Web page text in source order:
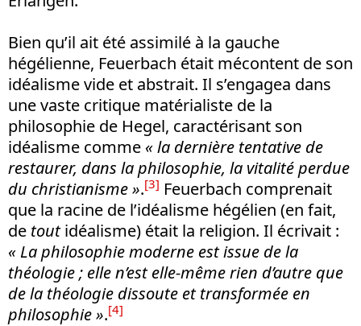
Bien qu’il ait été assimilé à la gauche
hégélienne, Feuerbach était mécontent de son
idéalisme vide et abstrait. Il s’engagea dans
une vaste critique matérialiste de la
philosophie de Hegel, caractérisant son
idéalisme comme « la dernière tentative de
restaurer, dans la philosophie, la vitalité perdue
du christianisme ».[3] Feuerbach comprenait
que la racine de l’idéalisme hégélien (en fait,
de toutidéalisme) était la religion. Il écrivait :
« La philosophie moderne est issue de la
théologie ; elle n’est elle-même rien d’autre que
de la théologie dissoute et transformée en
philosophie ».[4]